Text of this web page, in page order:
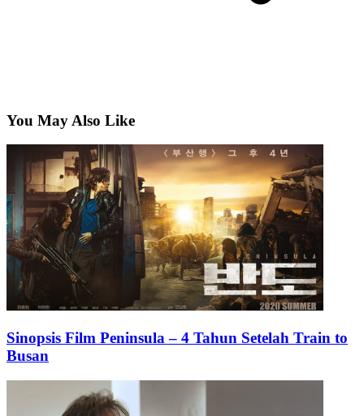
You May Also Like
Sinopsis Film Peninsula – 4 Tahun Setelah Train to
Busan